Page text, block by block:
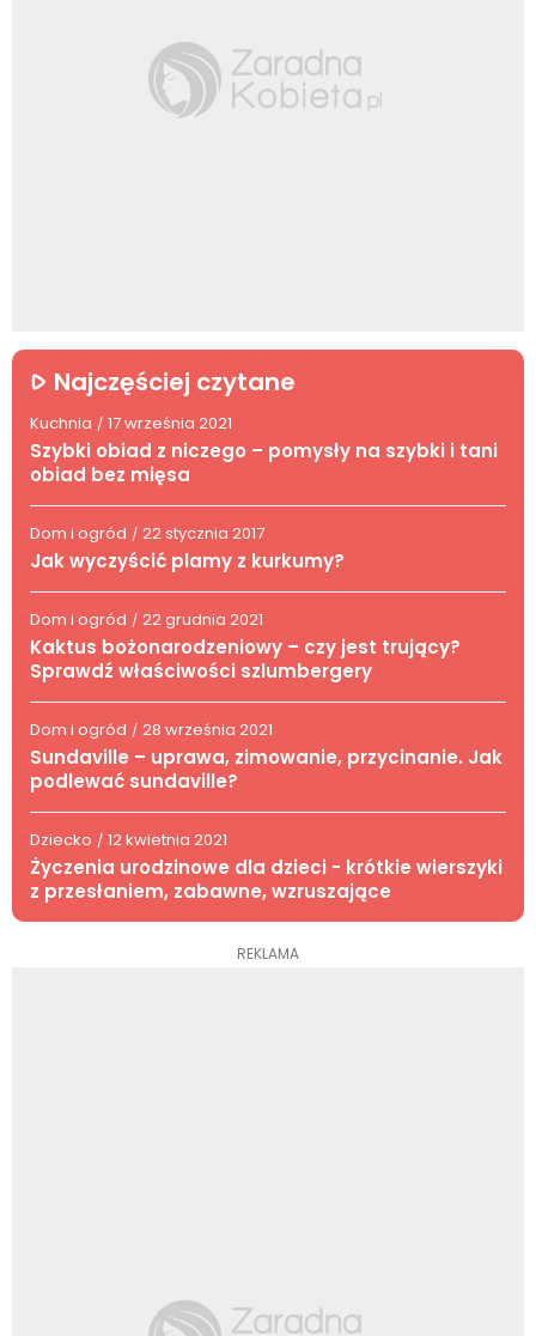
Najczęściej czytane
Kuchnia / 17 września 2021
Szybki obiad z niczego – pomysły na szybki i tani
obiad bez mięsa
Dom i ogród / 22 stycznia 2017
Jak wyczyścić plamy z kurkumy?
Dom i ogród / 22 grudnia 2021
Kaktus bożonarodzeniowy – czy jest trujący?
Sprawdź właściwości szlumbergery
Dom i ogród / 28 września 2021
Sundaville – uprawa, zimowanie, przycinanie. Jak
podlewać sundaville?
Dziecko / 12 kwietnia 2021
Życzenia urodzinowe dla dzieci - krótkie wierszyki
z przesłaniem, zabawne, wzruszające
REKLAMA